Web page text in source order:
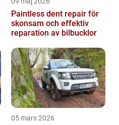
Paintless dent repair för
skonsam och effektiv
reparation av bilbucklor
05 mars 2026